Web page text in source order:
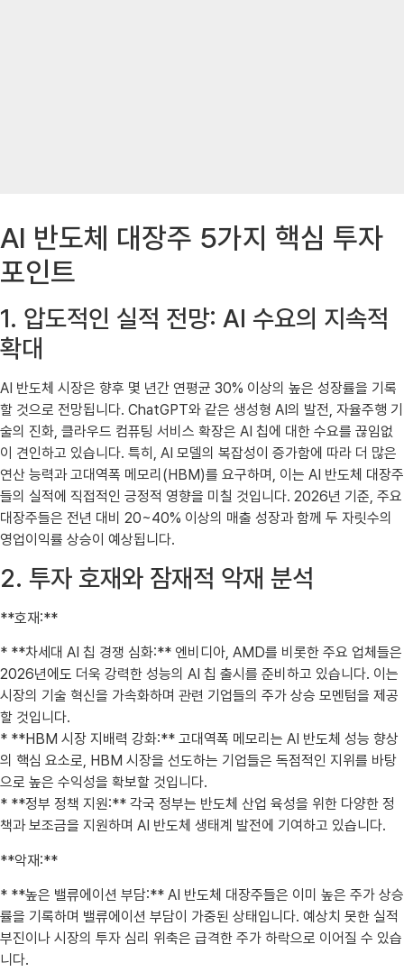
AI 반도체 대장주 5가지 핵심 투자
포인트
1. 압도적인 실적 전망: AI 수요의 지속적
확대
AI 반도체 시장은 향후 몇 년간 연평균 30% 이상의 높은 성장률을 기록
할 것으로 전망됩니다. ChatGPT와 같은 생성형 AI의 발전, 자율주행 기
술의 진화, 클라우드 컴퓨팅 서비스 확장은 AI 칩에 대한 수요를 끊임없
이 견인하고 있습니다. 특히, AI 모델의 복잡성이 증가함에 따라 더 많은
연산 능력과 고대역폭 메모리(HBM)를 요구하며, 이는 AI 반도체 대장주
들의 실적에 직접적인 긍정적 영향을 미칠 것입니다. 2026년 기준, 주요
대장주들은 전년 대비 20~40% 이상의 매출 성장과 함께 두 자릿수의
영업이익률 상승이 예상됩니다.
2. 투자 호재와 잠재적 악재 분석
**호재:**
* **차세대 AI 칩 경쟁 심화:** 엔비디아, AMD를 비롯한 주요 업체들은
2026년에도 더욱 강력한 성능의 AI 칩 출시를 준비하고 있습니다. 이는
시장의 기술 혁신을 가속화하며 관련 기업들의 주가 상승 모멘텀을 제공
할 것입니다.
* **HBM 시장 지배력 강화:** 고대역폭 메모리는 AI 반도체 성능 향상
의 핵심 요소로, HBM 시장을 선도하는 기업들은 독점적인 지위를 바탕
으로 높은 수익성을 확보할 것입니다.
* **정부 정책 지원:** 각국 정부는 반도체 산업 육성을 위한 다양한 정
책과 보조금을 지원하며 AI 반도체 생태계 발전에 기여하고 있습니다.
**악재:**
* **높은 밸류에이션 부담:** AI 반도체 대장주들은 이미 높은 주가 상승
률을 기록하며 밸류에이션 부담이 가중된 상태입니다. 예상치 못한 실적
부진이나 시장의 투자 심리 위축은 급격한 주가 하락으로 이어질 수 있습
니다.